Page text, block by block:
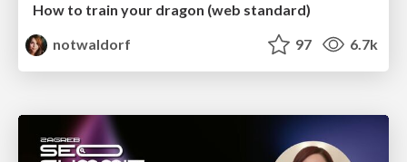
How to train your dragon (web standard)
notwaldorf
97 6.7k